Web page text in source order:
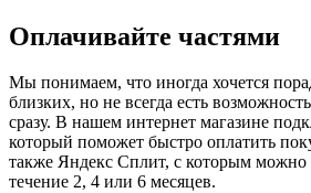
Оплачивайте частями
Мы понимаем, что иногда хочется
близких, но не всегда есть
сразу. В нашем интернет магазине
который поможет быстро оплатить
также Яндекс Сплит, с которым можно
течение 2, 4 или 6 месяцев.